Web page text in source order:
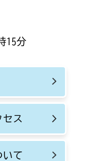
15分
セス
いて